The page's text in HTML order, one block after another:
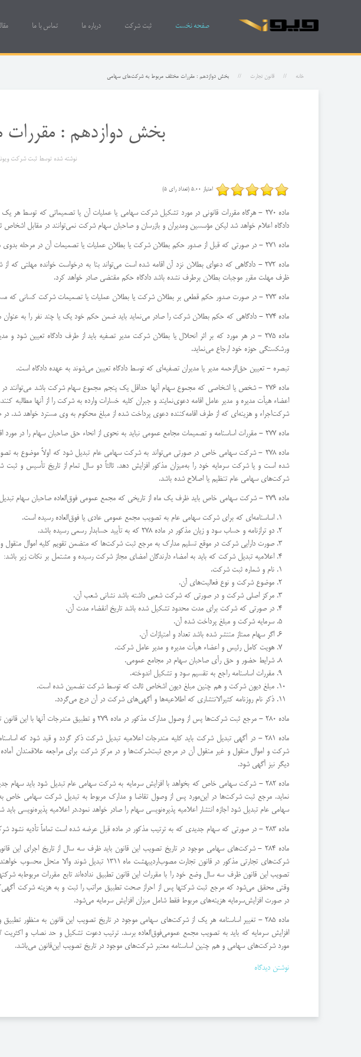
صفحه نخست ثبت شرکت درباره ما تماس با ما
خانه قانون تجارت بخش دوازدهم : مقررات مختلف مربوط به شركت‌های سهامی
بخش دوازدهم :
نوشته شده توسطثبت شرکت ویونا
امتیاز 5.00 (تعداد رای 5)
ماده 270 - هرگاه مقررات قانونی در مورد تشكیل شركت سهامی یا عملیات آن یا تصمیماتی كه
دادگاه اعلام خواهد شد لیكن مؤسسین و‌مدیران و بازرسان و صاحبان سهام شركت نمی‌توانند در مقابل اشخاص
ماده 271 - در صورتی كه قبل از صدور حكم بطلان شركت یا بطلان عملیات یا تصمیمات آن در مرحله بدوی موجبات بطلان مرتفع شده باشد‌دادگاه قرار سقوط دعوای بطلان را صادر خواهد كرد.
ماده 272 - دادگاهی كه دعوای بطلان نزد آن اقامه شده است می‌تواند بنا به درخواست خوانده مهلتی
ظرف مهلت مقرر موجبات بطلان برطرف نشده باشد دادگاه حكم مقتضی صادر خواهد كرد.
ماده 273 - در صورت صدور حكم قطعی بر بطلان شركت یا بطلان عملیات یا تصمیمات شركت كسانی كه مسئول بطلان هستند متضامناً مسئول‌خساراتی خواهند بود كه از آن بطلان به صاحبان سهام و اشخاص ثالث متوجه شده است.
ماده 274 - دادگاهی كه حكم بطلان شركت را صادر می‌نماید باید ضمن حكم خود یك یا چند نفر را به عنوان مدیر تصفیه تعیین كند تا بر طبق‌مقررات این قانون انجام وظیفه نمایند.
ماده 275 - در هر مورد كه بر اثر انحلال یا بطلان شركت مدیر تصفیه باید از طرف دادگاه تعیین شود
ورشكستگی حوزه خود ارجاع می‌نماید.
‌تبصره - تعیین حق‌الزحمه مدیر یا مدیران تصفیه‌ای كه توسط دادگاه تعیین می‌شوند به عهده دادگاه است.
ماده 276 - شخص یا اشخاصی كه مجموع سهام آنها حداقل یك پنجم مجموع سهام شركت باشد
اعضاء هیأت مدیره و مدیر عامل اقامه دعوی‌نمایند و جبران كلیه خسارات وارده به شركت را از آنها
شركت‌اجراء و هزینه‌ای كه از طرف اقامه‌كننده دعوی پرداخت شده از مبلغ محكوم به وی مسترد خواهد شد.
ماده 277 - مقررات اساسنامه و تصمیمات مجامع عمومی نباید به نحوی از انحاء حق صاحبان سهام را در مورد اقامه دعوای مسئولیت علیه‌مدیران شركت محدود نماید.
ماده 278 - شركت سهامی خاص در صورتی می‌تواند به شركت سهامی عام تبدیل شود كه اولاً موضوع
شده است و یا شركت سرمایه خود را به‌میزان مذكور افزایش دهد. ثالثاً دو سال تمام از تاریخ تأسیس و
شركت‌های سهامی عام تنظیم یا اصلاح شده باشد.
ماده 279 - شركت سهامی خاص باید ظرف یك ماه از تاریخی كه مجمع عمومی فوق‌العاده صاحبان سهام تبدیل شركت را تصویب كرده است‌صورتجلسه مجمع عمومی فوق‌العاده را به ضمیمه مدارك زیر به مرجع ثبت شركت‌ها تسلیم كند:
اساسنامه‌ای كه برای شركت سهامی عام به تصویب مجمع عمومی عادی یا فوق‌العاده رسیده است.
دو ترازنامه و حساب سود و زیان مذكور در ماده 278 كه به تأیید حسابدار رسمی رسیده باشد.
صورت دارایی شركت در موقع تسلیم مدارك به مرجع ثبت شركت‌ها كه متضمن تقویم كلیه اموال منقول
اعلامیه تبدیل شركت كه باید به امضاء دارندگان امضای مجاز شركت رسیده و مشتمل بر نكات زیر باشد:
‌نام و شماره ثبت شركت.
موضوع شركت و نوع فعالیت‌های آن.
مركز اصلی شركت و در صورتی كه شركت شعبی داشته باشد نشانی شعب آن.
‌در صورتی كه شركت برای مدت محدود تشكیل شده باشد تاریخ انقضاء مدت آن.
سرمایه شركت و مبلغ پرداخت شده آن.
اگر سهام ممتاز منتشر شده باشد تعداد و امتیازات آن.
هویت كامل رئیس و اعضاء هیأت مدیره و مدیر عامل شركت.
شرایط حضور و حق رأی صاحبان سهام در مجامع عمومی.
مقررات اساسنامه راجع به تقسیم سود و تشكیل اندوخته.
مبلغ دیون شركت و هم چنین مبلغ دیون اشخاص ثالث كه توسط شركت تضمین شده است.
ذكر نام روزنامه كثیرالانتشاری كه اطلاعیه‌ها و آگهی‌های شركت در آن درج می‌گردد.
ماده 280 - مرجع ثبت شركت‌ها پس از وصول مدارك مذكور در ماده 279 و تطبیق مندرجات آنها با این قانون تبدیل شركت را ثبت و مراتب را به‌هزینه شركت آگهی خواهد نمود.
ماده 281 - در آگهی تبدیل شركت باید كلیه مندرجات اعلامیه تبدیل شركت ذكر گردد و قید شود
شركت و اموال منقول و غیر منقول آن در مرجع ثبت‌شركت‌ها و در مركز شركت برای مراجعه علاقمندان آماده
دیگر نیز آگهی شود.
نماید. مرجع ثبت شركت‌ها در این‌مورد پس از وصول تقاضا و مدارك مربوط به تبدیل شركت سهامی خاص
سهامی عام تبدیل شود اجازه انتشار اعلامیه پذیره‌نویسی سهام را صادر خواهد نمود.‌در اعلامیه پذیره‌نویسی باید
ماده 283 - در صورتی كه سهام جدیدی كه به ترتیب مذكور در ماده قبل عرضه شده است تماماً تأدیه نشود شركت نمی‌تواند به شركت سهامی عام‌تبدیل گردد.
ماده 284 - شركت‌های سهامی موجود در تاریخ تصویب این قانون باید ظرف سه سال از تاریخ اجرای
وقتی محقق می‌شود كه مرجع ثبت شركتها پس از احراز صحت تطبیق مراتب را ثبت و به هزینه شركت
در صورت افزایش‌سرمایه هزینه‌های مربوط فقط شامل میزان افزایش سرمایه می‌شود.
ماده 285 - تغییر اساسنامه هر یك از شركت‌های سهامی موجود در تاریخ تصویب این قانون به
مورد شركت‌های سهامی و هم چنین اساسنامه معتبر شركت‌های موجود در تاریخ تصویب این‌قانون می‌باشد.
نوشتن دیدگاه